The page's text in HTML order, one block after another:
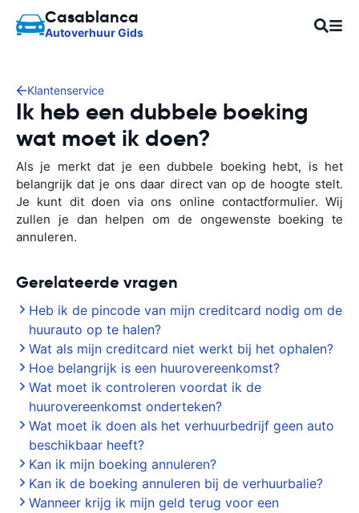
Casablanca
Autoverhuur Gids
Klantenservice
Ik heb een dubbele boeking
wat moet ik doen?
Als je merkt dat je een dubbele boeking hebt, is het
belangrijk dat je ons daar direct van op de hoogte stelt.
Je kunt dit doen via ons online contactformulier. Wij
zullen je dan helpen om de ongewenste boeking te
annuleren.
Gerelateerde vragen
Heb ik de pincode van mijn creditcard nodig om de
huurauto op te halen?
Wat als mijn creditcard niet werkt bij het ophalen?
Hoe belangrijk is een huurovereenkomst?
Wat moet ik controleren voordat ik de
huurovereenkomst onderteken?
Wat moet ik doen als het verhuurbedrijf geen auto
beschikbaar heeft?
Kan ik mijn boeking annuleren?
Kan ik de boeking annuleren bij de verhuurbalie?
Wanneer krijg ik mijn geld terug voor een